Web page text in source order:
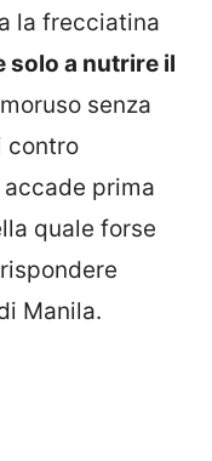
la frecciatina
solo a nutrire il
senza
contro
accade prima
quale forse
Manila.